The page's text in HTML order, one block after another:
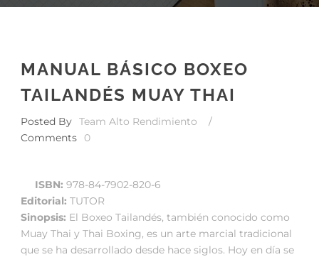
MANUAL BÁSICO BOXEO
TAILANDÉS MUAY THAI
Posted By Team Alto Rendimiento
/
Comments
0
ISBN: 978-84-7902-820-6
Editorial: TUTOR
Sinopsis: El Boxeo Tailandés, también conocido como
Muay Thai y Thai Boxing, es un arte marcial tradicional
que se ha desarrollado desde hace siglos. Hoy en día se